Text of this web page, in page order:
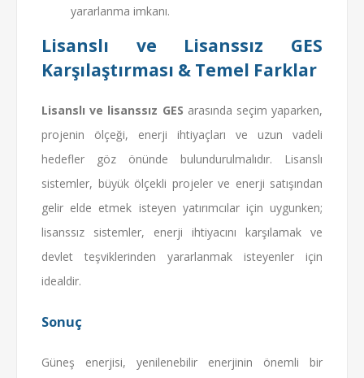
yararlanma imkanı.
Lisanslı ve Lisanssız GES
Karşılaştırması & Temel Farklar
Lisanslı ve lisanssız GES arasında seçim yaparken,
projenin ölçeği, enerji ihtiyaçları ve uzun vadeli
hedefler göz önünde bulundurulmalıdır. Lisanslı
sistemler, büyük ölçekli projeler ve enerji satışından
gelir elde etmek isteyen yatırımcılar için uygunken;
lisanssız sistemler, enerji ihtiyacını karşılamak ve
devlet teşviklerinden yararlanmak isteyenler için
idealdir.
Sonuç
Güneş enerjisi, yenilenebilir enerjinin önemli bir